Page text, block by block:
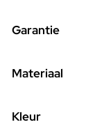
Garantie
Materiaal
Kleur